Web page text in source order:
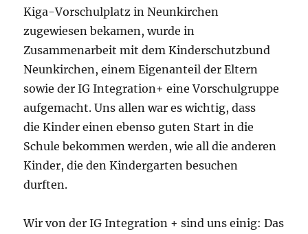
Kiga-Vorschulplatz in Neunkirchen
zugewiesen bekamen, wurde in
Zusammenarbeit mit dem Kinderschutzbund
Neunkirchen, einem Eigenanteil der Eltern
sowie der IG Integration+ eine Vorschulgruppe
aufgemacht. Uns allen war es wichtig, dass
die Kinder einen ebenso guten Start in die
Schule bekommen werden, wie all die anderen
Kinder, die den Kindergarten besuchen
durften.
Wir von der IG Integration + sind uns einig: Das